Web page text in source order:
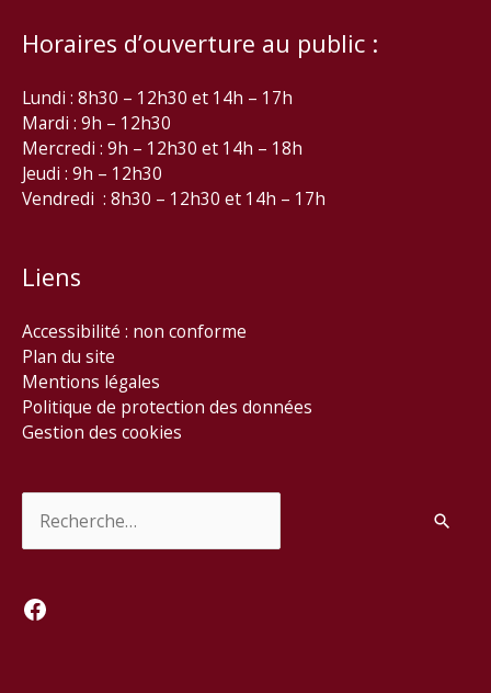
Horaires d’ouverture au public :
Lundi : 8h30 – 12h30 et 14h – 17h
Mardi : 9h – 12h30
Mercredi : 9h – 12h30 et 14h – 18h
Jeudi : 9h – 12h30
Vendredi : 8h30 – 12h30 et 14h – 17h
Liens
Accessibilité : non conforme
Plan du site
Mentions légales
Politique de protection des données
Gestion des cookies
Facebook